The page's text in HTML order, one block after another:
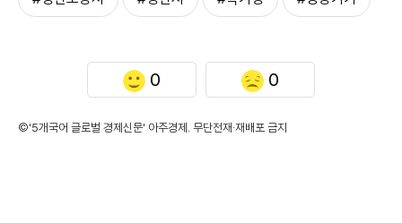
0 0
©'5개국어 글로벌 경제신문' 아주경제. 무단전재·재배포 금지